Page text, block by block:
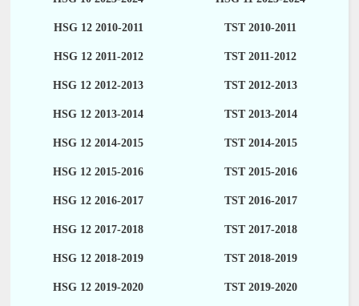
HSG 12 2010-2011 TST 2010-2011
HSG 12 2011-2012 TST 2011-2012
HSG 12 2012-2013 TST 2012-2013
HSG 12 2013-2014 TST 2013-2014
HSG 12 2014-2015 TST 2014-2015
HSG 12 2015-2016 TST 2015-2016
HSG 12 2016-2017 TST 2016-2017
HSG 12 2017-2018 TST 2017-2018
HSG 12 2018-2019 TST 2018-2019
HSG 12 2019-2020 TST 2019-2020